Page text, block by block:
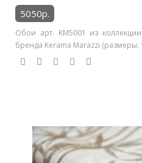
5050р.
Обои арт. KM5001 из
бренда Kerama Marazzi (размеры: